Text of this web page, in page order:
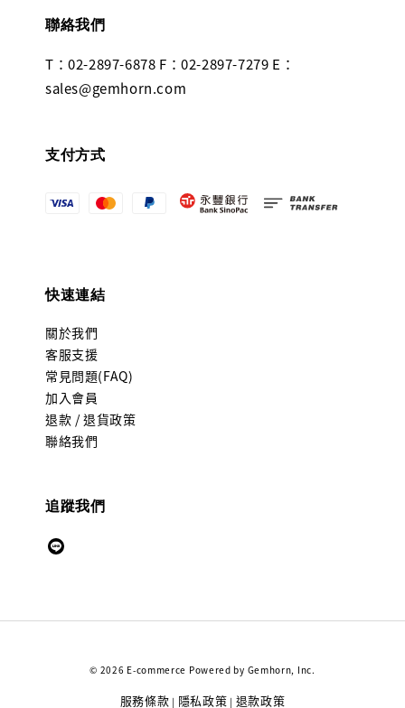
聯絡我們
T：02-2897-6878 F：02-2897-7279 E：
sales@gemhorn.com
支付方式
快速連結
關於我們
客服支援
常見問題(FAQ)
加入會員
退款 / 退貨政策
聯絡我們
追蹤我們
© 2026 E-commerce Powered by Gemhorn, Inc.
服務條款 | 隱私政策 | 退款政策